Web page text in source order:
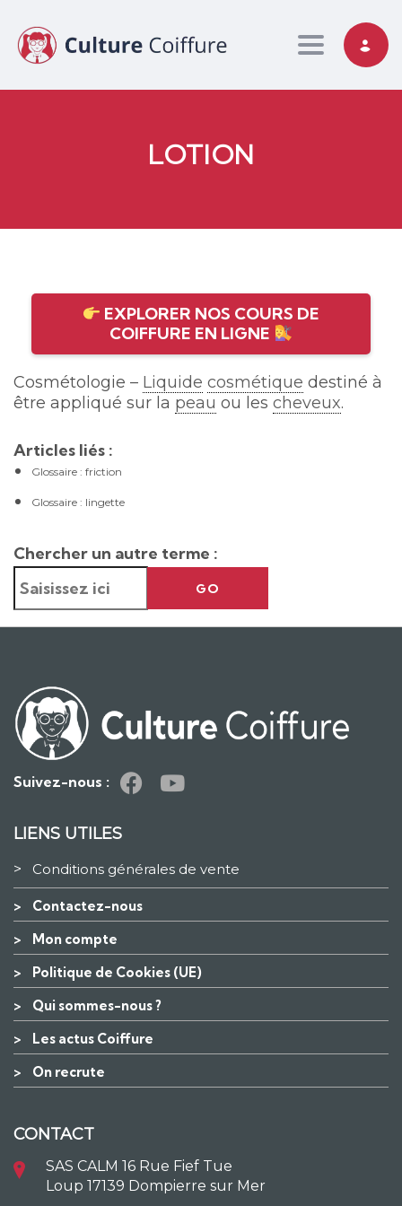
Toggle
LOTION
EXPLORER NOS COURS DE
COIFFURE EN LIGNE
Cosmétologie – Liquide cosmétique destiné à
être appliqué sur la peau ou les cheveux.
Articles liés :
Glossaire : friction
Glossaire : lingette
Chercher un autre terme :
GO
Suivez-nous :
LIENS UTILES
> Conditions générales de vente
> Contactez-nous
> Mon compte
> Politique de Cookies (UE)
> Qui sommes-nous ?
> Les actus Coiffure
> On recrute
CONTACT
SAS CALM 16 Rue Fief Tue
Loup 17139 Dompierre sur Mer